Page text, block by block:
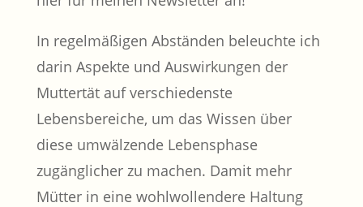
In regelmäßigen Abständen beleuchte ich
darin Aspekte und Auswirkungen der
Muttertät auf verschiedenste
Lebensbereiche, um das Wissen über
diese umwälzende Lebensphase
zugänglicher zu machen. Damit mehr
Mütter in eine wohlwollendere Haltung